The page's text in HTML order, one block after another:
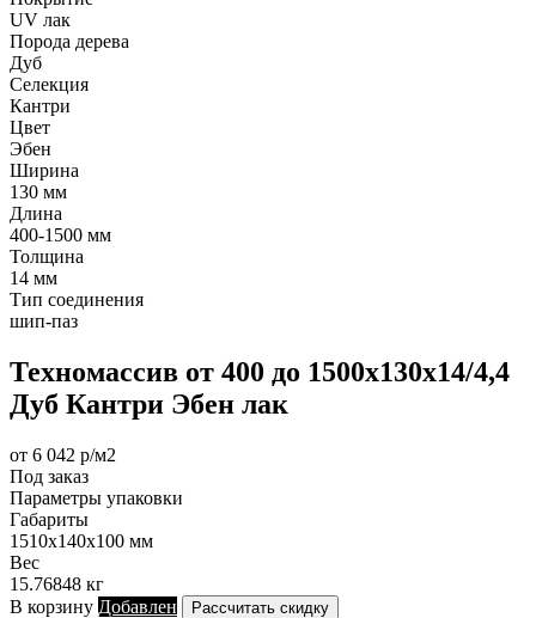
UV лак
Порода дерева
Дуб
Селекция
Кантри
Цвет
Эбен
Ширина
130 мм
Длина
400-1500 мм
Толщина
14 мм
Тип соединения
шип-паз
Техномассив от 400 до 1500х130х14/4,4
Дуб Кантри Эбен лак
от 6 042 р/м2
Под заказ
Параметры упаковки
Габариты
1510х140х100 мм
Вес
15.76848 кг
В корзину Добавлен Рассчитать скидку